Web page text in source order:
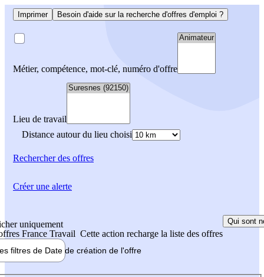
Imprimer Besoin d'aide sur la recherche d'offres d'emploi ?
Métier, compétence, mot-clé, numéro d'offre
Lieu de travail
Distance autour du lieu choisi
Rechercherdes offres
uniquement
France Travail Cette action recharge la liste des offres
Qui sont
filtres de Date de création de l'offre
Créer une alerte